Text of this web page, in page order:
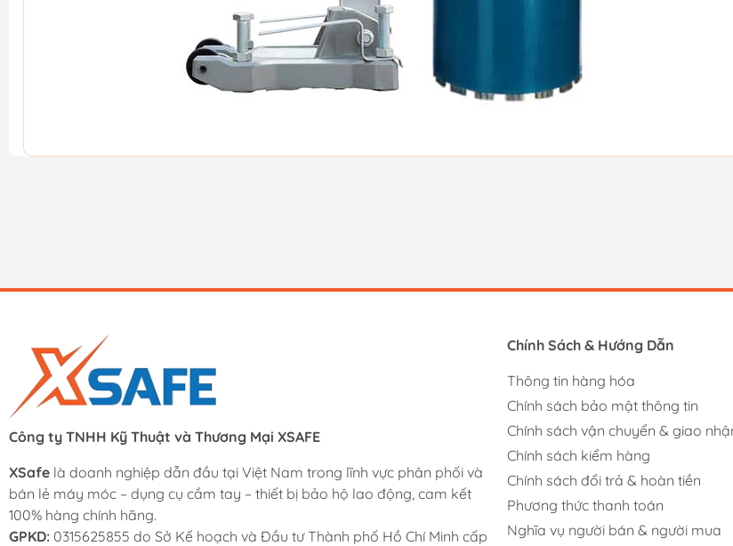
Công ty TNHH Kỹ Thuật và Thương Mại XSAFE
XSafe là doanh nghiệp dẫn đầu tại Việt Nam trong lĩnh vực phân phối và
bán lẻ máy móc – dụng cụ cầm tay – thiết bị bảo hộ lao động, cam kết
100% hàng chính hãng.
GPKD: 0315625855 do Sở Kế hoạch và Đầu tư Thành phố Hồ Chí Minh cấp
Chính Sách & Hướng Dẫn
Thông tin hàng hóa
Chính sách bảo mật thông tin
Chính sách vận chuyển & giao
Chính sách kiểm hàng
Chính sách đổi trả & hoàn tiền
Phương thức thanh toán
Nghĩa vụ người bán & người mua